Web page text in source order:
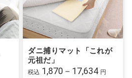
ダニ捕りマット「これが
元祖だ」
税込 1,870－17,634 円